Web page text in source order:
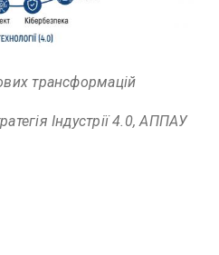
трансформацій
Індустрії 4.0, АППАУ